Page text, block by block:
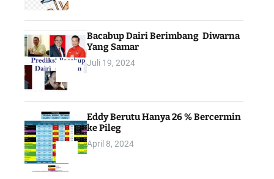
Bacabup Dairi Berimbang Diwarna
Yang Samar
Juli 19, 2024
Eddy Berutu Hanya 26 % Bercermin
ke Pileg
April 8, 2024